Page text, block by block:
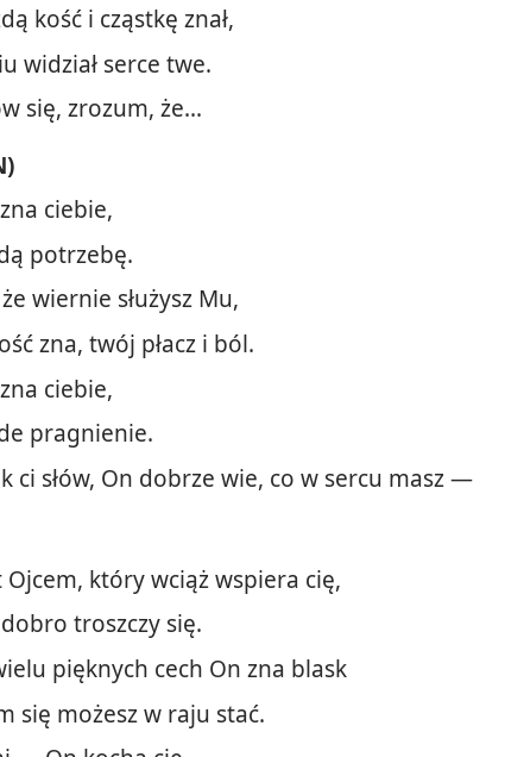
kość i cząstkę znał,
widział serce twe.
się, zrozum, że...
ciebie,
potrzebę.
wiernie służysz Mu,
zna, twój płacz i ból.
ciebie,
pragnienie.
ci słów, On dobrze wie, co w sercu masz —
Ojcem, który wciąż wspiera cię,
troszczy się.
pięknych cech On zna blask
się możesz w raju stać.